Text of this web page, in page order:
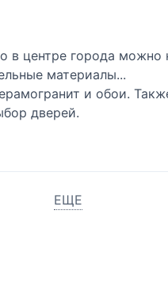
в центре города можно
материалы...
и обои.
дверей.
ЕЩЕ